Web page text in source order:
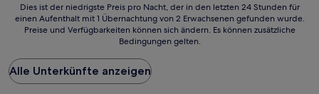
Dies
ist
Preis
pro
Nacht,
Dies ist der niedrigste Preis pro Nacht, der in den letzten 24 Stunden für
einen Aufenthalt mit 1 Übernachtung von 2 Erwachsenen gefunden wurde.
Preise und Verfügbarkeiten können sich ändern. Es können zusätzliche
Bedingungen gelten.
Alle Unterkünfte anzeigen